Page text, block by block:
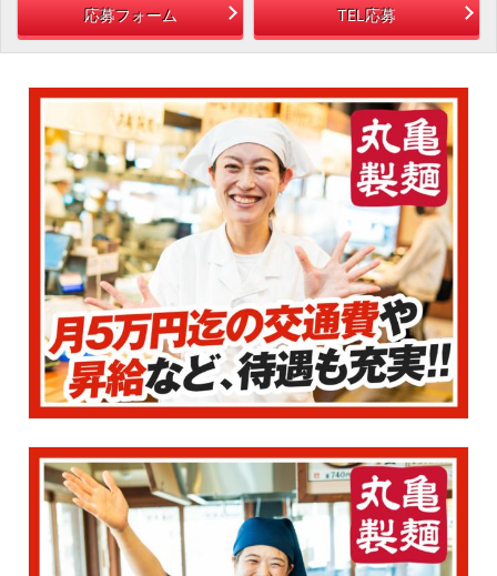
応募フォーム TEL応募